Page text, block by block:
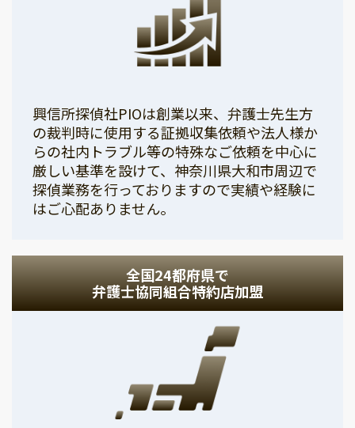
興信所探偵社PIOは創業以来、弁護士先生方
の裁判時に使用する証拠収集依頼や法人様か
らの社内トラブル等の特殊なご依頼を中心に
厳しい基準を設けて、神奈川県大和市周辺で
探偵業務を行っておりますので実績や経験に
はご心配ありません。
全国24都府県で
弁護士協同組合特約店加盟